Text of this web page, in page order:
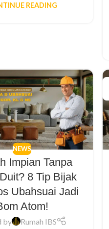
READING
NEWS
Impian Tanpa
8 Tip Bijak
Ubahsuai Jadi
Atom!
by
Rumah IBS